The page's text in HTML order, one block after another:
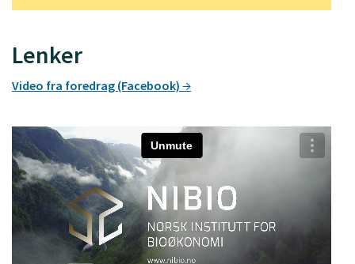
Lenker
Video fra foredrag (Facebook)